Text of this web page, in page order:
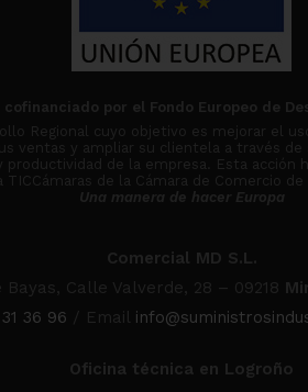
cofinanciado por el Fondo Europeo de
Regional cuyo objetivo es mejorar el
ventas y ampliar su clientela a través
de la empresa. Esta acción
TICCámaras de la Cámara de Comercio de
Una manera de hacer Europa
Comercial MD S.L.
Calle Valverde, 28 – 09218
36 96 / Email
Oficina técnica en Logroño